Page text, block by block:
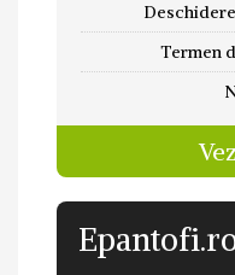
Termen